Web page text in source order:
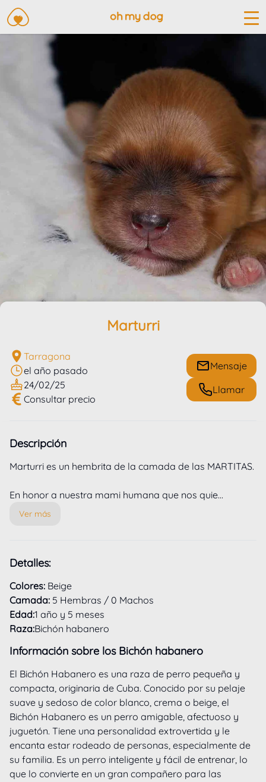
Marturri
Tarragona
24/02/25
Consultar precio
Mensaje
Llamar
Descripción
Marturri es un hembrita de la camada de las MARTITAS.
En honor a nuestra mami humana que nos quie...
Ver más
Detalles:
Colores: Beige
Camada: 5 Hembras / 0 Machos
Edad:
Raza:Bichón habanero
Información sobre los Bichón habanero
El Bichón Habanero es una raza de perro pequeña y
compacta, originaria de Cuba. Conocido por su pelaje
suave y sedoso de color blanco, crema o beige, el
Bichón Habanero es un perro amigable, afectuoso y
juguetón. Tiene una personalidad extrovertida y le
encanta estar rodeado de personas, especialmente de
su familia. Es un perro inteligente y fácil de entrenar, lo
que lo convierte en un gran compañero para las